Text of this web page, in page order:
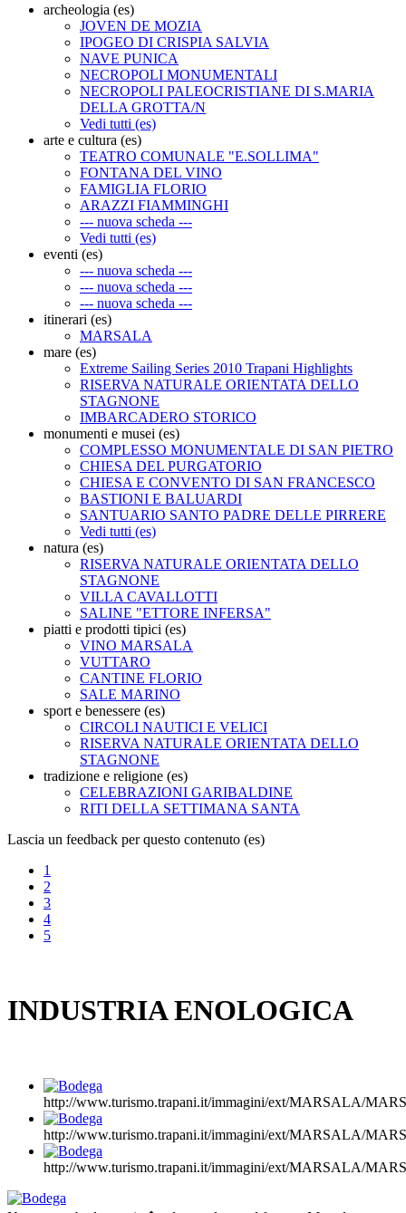
archeologia (es)
JOVEN DE MOZIA
IPOGEO DI CRISPIA SALVIA
NAVE PUNICA
NECROPOLI MONUMENTALI
NECROPOLI PALEOCRISTIANE DI S.MARIA
DELLA GROTTA/N
Vedi tutti (es)
arte e cultura (es)
TEATRO COMUNALE "E.SOLLIMA"
FONTANA DEL VINO
FAMIGLIA FLORIO
ARAZZI FIAMMINGHI
--- nuova scheda ---
Vedi tutti (es)
eventi (es)
--- nuova scheda ---
--- nuova scheda ---
--- nuova scheda ---
itinerari (es)
MARSALA
mare (es)
Extreme Sailing Series 2010 Trapani Highlights
RISERVA NATURALE ORIENTATA DELLO
STAGNONE
IMBARCADERO STORICO
monumenti e musei (es)
COMPLESSO MONUMENTALE DI SAN PIETRO
CHIESA DEL PURGATORIO
CHIESA E CONVENTO DI SAN FRANCESCO
BASTIONI E BALUARDI
SANTUARIO SANTO PADRE DELLE PIRRERE
Vedi tutti (es)
natura (es)
RISERVA NATURALE ORIENTATA DELLO
STAGNONE
VILLA CAVALLOTTI
SALINE "ETTORE INFERSA"
piatti e prodotti tipici (es)
VINO MARSALA
VUTTARO
CANTINE FLORIO
SALE MARINO
sport e benessere (es)
CIRCOLI NAUTICI E VELICI
RISERVA NATURALE ORIENTATA DELLO
STAGNONE
tradizione e religione (es)
CELEBRAZIONI GARIBALDINE
RITI DELLA SETTIMANA SANTA
Lascia un feedback per questo contenuto (es)
1
2
3
4
5
INDUSTRIA ENOLOGICA
http://www.turismo.trapani.it/immagini/ext/MARSALA/
http://www.turismo.trapani.it/immagini/ext/MARSALA/
http://www.turismo.trapani.it/immagini/ext/MARSALA/